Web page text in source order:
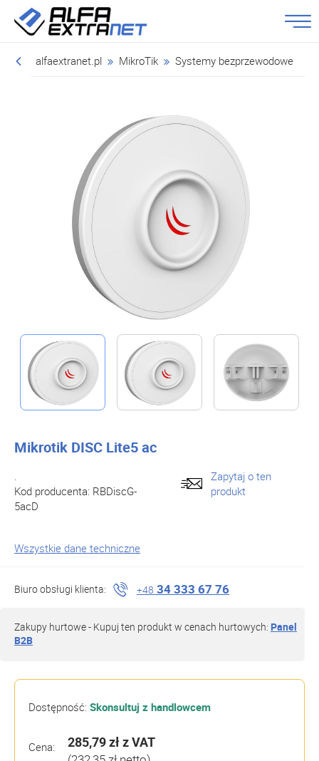
alfaextranet.pl MikroTik Systemy bezprzewodowe
Mikrotik DISC Lite5 ac
.
Kod producenta: RBDiscG-
5acD
Zapytaj o ten
produkt
Wszystkie dane techniczne
Biuro obsługi klienta: +48 34 333 67 76
Zakupy hurtowe - Kupuj ten produkt w cenach hurtowych: Panel
B2B
Dostępność: Skonsultuj z handlowcem
Cena: 285,79 złz VAT